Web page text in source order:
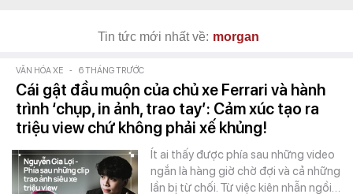
Tin tức mới nhất về: morgan
VĂN HÓA XE - 6 THÁNG TRƯỚC
Cái gật đầu muộn của chủ xe Ferrari và hành
trình ‘chụp, in ảnh, trao tay’: Cảm xúc tạo ra
triệu view chứ không phải xế khủng!
Ít ai thấy được phía sau những video
ngắn là hàng giờ chờ đợi và cả những
lần bị từ chối. Từ việc kiên nhẫn ngồi…